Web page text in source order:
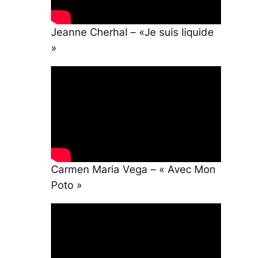
Jeanne Cherhal – «Je suis liquide
»
Carmen Maria Vega – « Avec Mon
Poto »